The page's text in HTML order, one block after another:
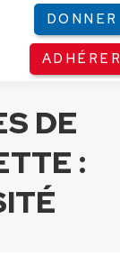
DONNER
ADHÉRER
DE
: